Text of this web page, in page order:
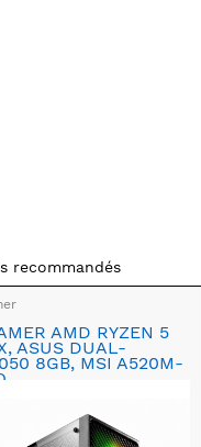
recommandés
AMD RYZEN 5
ASUS DUAL-
8GB, MSI A520M-